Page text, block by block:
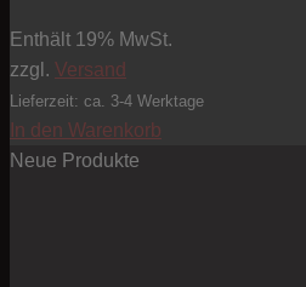
Enthält 19% MwSt.
zzgl. Versand
Lieferzeit: ca. 3-4 Werktage
In den Warenkorb
Neue Produkte